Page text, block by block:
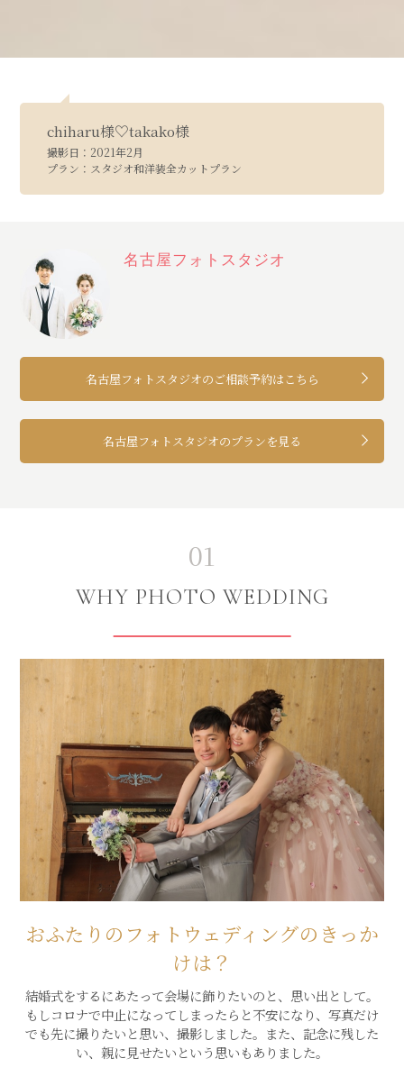
chiharu様♡takako様
撮影日：2021年2月
プラン：スタジオ和洋装全カットプラン
名古屋フォトスタジオ
名古屋フォトスタジオのご相談予約はこちら
名古屋フォトスタジオのプランを見る
01
WHY PHOTO WEDDING
おふたりのフォトウェディングのきっか
けは？
結婚式をするにあたって会場に飾りたいのと、思い出として。
もしコロナで中止になってしまったらと不安になり、写真だけ
でも先に撮りたいと思い、撮影しました。また、記念に残した
い、親に見せたいという思いもありました。